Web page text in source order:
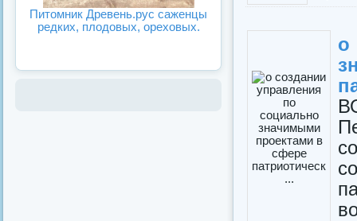
о
Питомник Древень.рус саженцы
редких, плодовых, ореховых.